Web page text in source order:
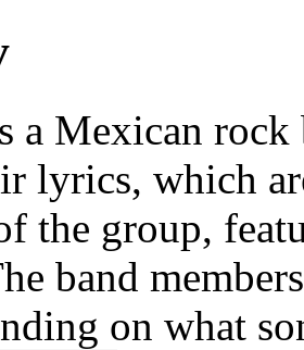
a Mexican
lyrics, which
the group,
band
on what